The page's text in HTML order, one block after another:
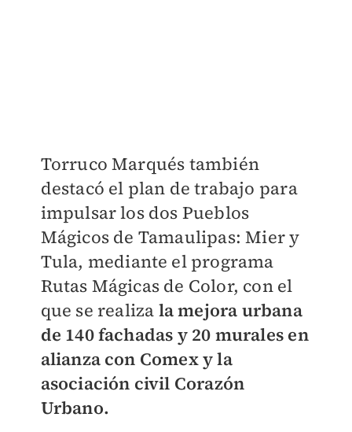
Torruco Marqués también
destacó el plan de trabajo para
impulsar los dos Pueblos
Mágicos de Tamaulipas: Mier y
Tula, mediante el programa
Rutas Mágicas de Color, con el
que se realiza la mejora urbana
de 140 fachadas y 20 murales en
alianza con Comex y la
asociación civil Corazón
Urbano.